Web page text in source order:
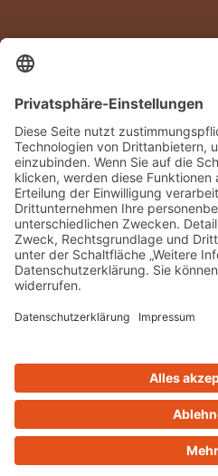
RUND UM IHRE
Personal Training Eltville
BGM(Betriebliches
Fitnessstudio Eltville
Ernährungsberatung
Firmenfitness Rheingau
OTT Behandlungen
cambium.digital – Werbeagentur Bad
Impressum Datenschutz